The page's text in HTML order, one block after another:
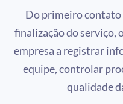
Do primeiro contato
finalização do serviço,
empresa a registrar
equipe, controlar
qualidade